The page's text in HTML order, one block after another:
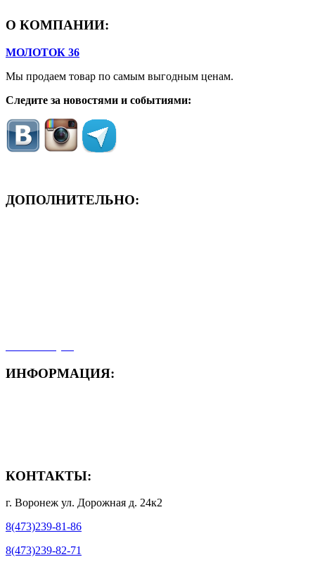
О КОМПАНИИ:
МОЛОТОК 36
Мы продаем товар по самым выгодным ценам.
Следите за новостями и событиями:
ДОПОЛНИТЕЛЬНО:
ИНФОРМАЦИЯ:
КОНТАКТЫ:
г. Воронеж ул. Дорожная д. 24к2
8(473)239-81-86
8(473)239-82-71